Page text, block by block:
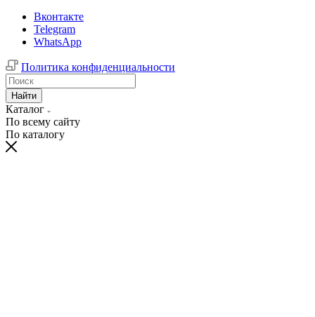
Вконтакте
Telegram
WhatsApp
Политика конфиденциальности
Найти
Каталог
По всему сайту
По каталогу